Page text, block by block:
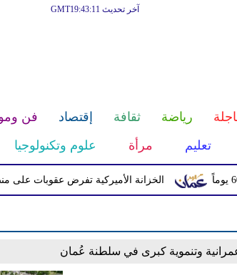
آخر تحديث GMT19:43:11
رياضة ثقافة إقتصاد فن
تعليم مرأة علوم وتكنولوجيا
الخزانة الأميركية تفرض عقوبات على
وتنموية كبرى في سلطنة عُمان